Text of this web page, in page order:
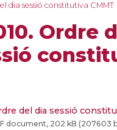
dia sessió constitutiva CMMT
Ordre
del dia sessió
document, 202 kB (207603